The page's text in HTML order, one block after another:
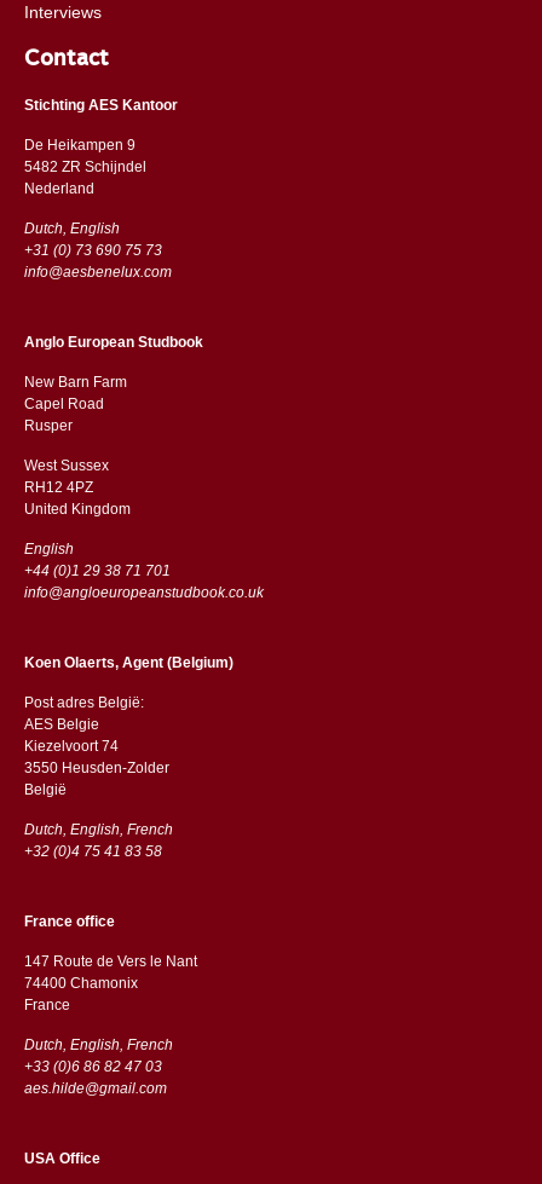
Interviews
Contact
Stichting AES Kantoor
De Heikampen 9
5482 ZR Schijndel
​​Nederland
Dutch, English
+31 (0) 73 690 75 73
info@aesbenelux.com
Anglo European Studbook
New Barn Farm
Capel Road
​​Rusper
West Sussex
RH12 4PZ
​​United Kingdom
English
+44 (0)1 29 38 71 701
info@angloeuropeanstudbook.co.uk
Koen Olaerts, Agent (Belgium)
Post adres België:
AES Belgie
Kiezelvoort 74
3550 Heusden-Zolder
België
Dutch, English, French
+32 (0)4 75 41 83 58
France office
147 Route de Vers le Nant
74400 Chamonix
France
Dutch, English, French
+33 (0)6 86 82 47 03
aes.hilde@gmail.com
USA Office